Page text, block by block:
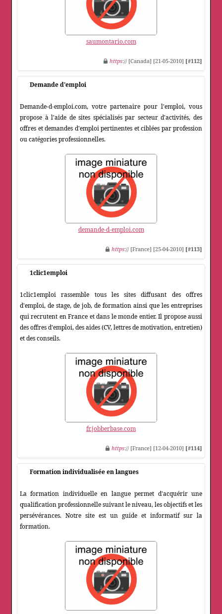
saumontario.com
https:// [Canada] [21-05-2010] [#112]
Demande d'emploi
Demande-d-emploi.com, votre partenaire pour l'emploi, vous
propose à l'aide de sites spécialisés par secteur d'activités, des
offres et demandes d'emploi pertinentes et ciblées par profession
ou catégories professionnelles.
demande-d-emploi.com
https:// [France] [25-04-2010] [#113]
1clic1emploi
1clic1emploi rassemble tous les sites diffusant des offres
d'emploi, de stage, de job, de formation ainsi que les entreprises
qui recrutent en France et dans le monde entier. Il propose aussi
des offres d'emploi, des aides (CV, lettres de motivation, entretien)
et des conseils.
fr.jobberbase.com
https:// [France] [12-04-2010] [#114]
Formation individualisée en langues
La formation individuelle en langue permet d'acquérir une
qualification professionnelle suivant le niveau, les objectifs et les
persévérances. Notre site est un guide et informatif sur la
formation.